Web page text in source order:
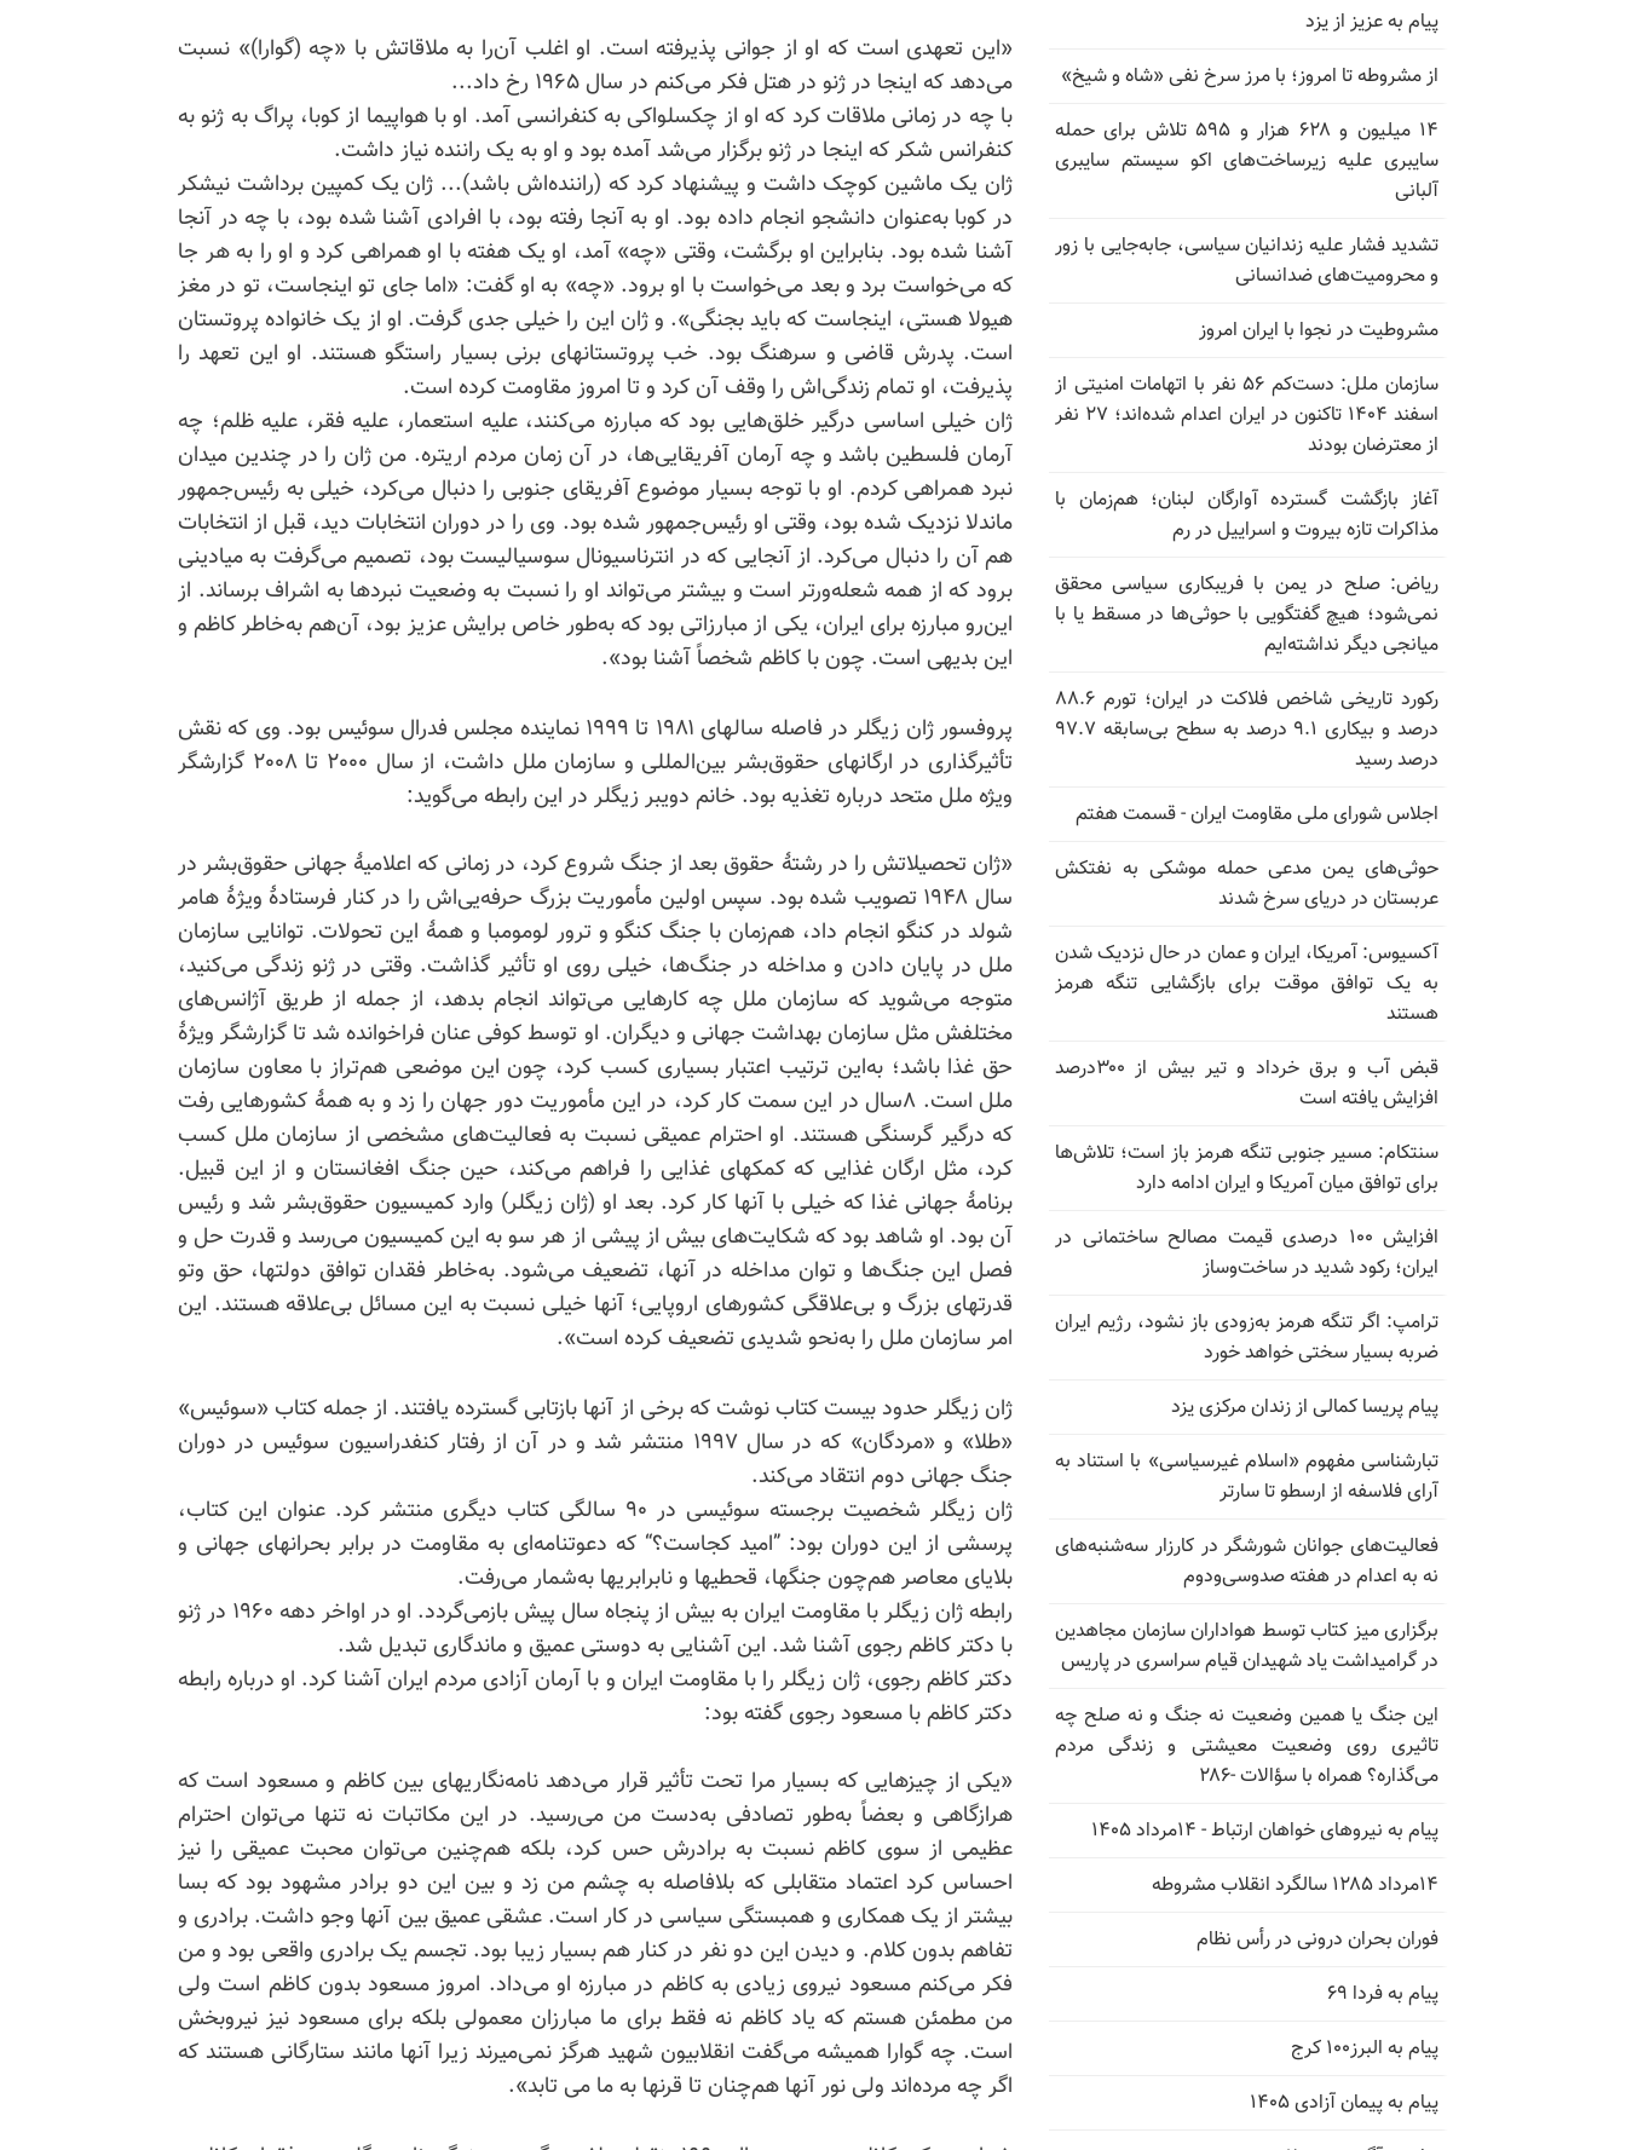
«این تعهدی است که او از جوانی پذیرفته است. او اغلب آن‌را به ملاقاتش با «چه (گوارا)» نسبت
می‌دهد که اینجا در ژنو در هتل فکر می‌کنم در سال ۱۹۶۵ رخ داد...
با چه در زمانی ملاقات کرد که او از چکسلواکی به کنفرانسی آمد. او با هواپیما از کوبا، پراگ به ژنو به
کنفرانس شکر که اینجا در ژنو برگزار می‌شد آمده بود و او به یک راننده نیاز داشت.
ژان یک ماشین کوچک داشت و پیشنهاد کرد که (راننده‌اش باشد)... ژان یک کمپین برداشت نیشکر
در کوبا به‌عنوان دانشجو انجام داده بود. او به آنجا رفته بود، با افرادی آشنا شده بود، با چه در آنجا
آشنا شده بود. بنابراین او برگشت، وقتی «چه» آمد، او یک هفته با او همراهی کرد و او را به هر جا
که می‌خواست برد و بعد می‌خواست با او برود. «چه» به او گفت: «اما جای تو اینجاست، تو در مغز
هیولا هستی، اینجاست که باید بجنگی». و ژان این‌ را خیلی جدی گرفت. او از یک خانواده پروتستان
است. پدرش قاضی و سرهنگ بود. خب پروتستانهای برنی بسیار راستگو هستند. او این تعهد را
پذیرفت، او تمام زندگی‌اش را وقف آن کرد و تا امروز مقاومت کرده است.
ژان خیلی اساسی درگیر خلق‌هایی بود که مبارزه می‌کنند، علیه استعمار، علیه فقر، علیه ظلم؛ چه
آرمان فلسطین باشد و چه آرمان آفریقایی‌ها، در آن زمان مردم اریتره. من ژان را در چندین میدان
نبرد همراهی کردم. او با توجه بسیار موضوع آفریقای جنوبی را دنبال می‌کرد، خیلی به رئیس‌جمهور
ماندلا نزدیک شده بود، وقتی او رئیس‌جمهور شده بود. وی را در دوران انتخابات دید، قبل از انتخابات
هم آن‌ را دنبال می‌کرد. از آنجایی که در انترناسیونال سوسیالیست بود، تصمیم می‌گرفت به میادینی
برود که از همه شعله‌ورتر است و بیشتر می‌تواند او را نسبت به وضعیت نبردها به اشراف برساند. از
این‌رو مبارزه برای ایران، یکی از مبارزاتی بود که به‌طور خاص برایش عزیز بود، آن‌هم به‌خاطر کاظم و
این بدیهی است. چون با کاظم شخصاً آشنا بود».
پروفسور ژان زیگلر در فاصله سالهای ۱۹۸۱ تا ۱۹۹۹ نماینده مجلس فدرال سوئیس بود. وی که نقش
تأثیرگذاری در ارگانهای حقوق‌بشر بین‌المللی و سازمان ملل داشت، از سال ۲۰۰۰ تا ۲۰۰۸ گزارشگر
ویژه ملل متحد درباره تغذیه بود. خانم دویبر زیگلر در این رابطه می‌گوید:
«ژان تحصیلاتش را در رشتهٔ حقوق بعد از جنگ شروع کرد، در زمانی که اعلامیهٔ جهانی حقوق‌بشر در
سال ۱۹۴۸ تصویب شده بود. سپس اولین مأموریت بزرگ حرفه‌یی‌اش را در کنار فرستادهٔ ویژهٔ هامر
شولد در کنگو انجام داد، هم‌زمان با جنگ کنگو و ترور لومومبا و همهٔ این تحولات. توانایی سازمان
ملل در پایان دادن و مداخله در جنگ‌ها، خیلی روی او تأثیر گذاشت. وقتی در ژنو زندگی می‌کنید،
متوجه می‌شوید که سازمان ملل چه کارهایی می‌تواند انجام بدهد، از جمله از طریق آژانس‌های
مختلفش مثل سازمان بهداشت جهانی و دیگران. او توسط کوفی عنان فراخوانده شد تا گزارشگر ویژهٔ
حق غذا باشد؛ به‌این ترتیب اعتبار بسیاری کسب کرد، چون این موضعی هم‌تراز با معاون سازمان
ملل است. ۸سال در این سمت کار کرد، در این مأموریت دور جهان را زد و به همهٔ کشورهایی رفت
که درگیر گرسنگی هستند. او احترام عمیقی نسبت به فعالیت‌های مشخصی از سازمان ملل کسب
کرد، مثل ارگان غذایی که کمکهای غذایی را فراهم می‌کند، حین جنگ افغانستان و از این قبیل.
برنامهٔ جهانی غذا که خیلی با آنها کار کرد. بعد او (ژان زیگلر) وارد کمیسیون حقوق‌بشر شد و رئیس
آن بود. او شاهد بود که شکایت‌های بیش از پیشی از هر سو به این کمیسیون می‌رسد و قدرت حل و
فصل این جنگ‌ها و توان مداخله در آنها، تضعیف می‌شود. به‌خاطر فقدان توافق دولتها، حق وتو
قدرتهای بزرگ و بی‌علاقگی کشورهای اروپایی؛ آنها خیلی نسبت به این مسائل بی‌علاقه هستند. این
امر سازمان ملل را به‌نحو شدیدی تضعیف کرده است».
ژان زیگلر حدود بیست کتاب نوشت که برخی از آنها بازتابی گسترده یافتند. از جمله کتاب «سوئیس»
«طلا» و «مردگان» که در سال ۱۹۹۷ منتشر شد و در آن از رفتار کنفدراسیون سوئیس در دوران
جنگ جهانی دوم انتقاد می‌کند.
ژان زیگلر شخصیت برجسته سوئیسی در ۹۰ سالگی کتاب دیگری منتشر کرد. عنوان این کتاب،
پرسشی از این دوران بود: ”امید کجاست؟“ که دعوتنامه‌ای به مقاومت در برابر بحرانهای جهانی و
بلایای معاصر هم‌چون جنگها، قحطیها و نابرابریها به‌شمار می‌رفت.
رابطه ژان زیگلر با مقاومت ایران به بیش از پنجاه سال پیش بازمی‌گردد. او در اواخر دهه ۱۹۶۰ در ژنو
با دکتر کاظم رجوی آشنا شد. این آشنایی به دوستی عمیق و ماندگاری تبدیل شد.
دکتر کاظم رجوی، ژان زیگلر را با مقاومت ایران و با آرمان آزادی مردم ایران آشنا کرد. او درباره رابطه
دکتر کاظم با مسعود رجوی گفته بود:
«یکی از چیزهایی که بسیار مرا تحت تأثیر قرار می‌دهد نامه‌نگاریهای بین کاظم و مسعود است که
هرازگاهی و بعضاً به‌طور تصادفی به‌دست من می‌رسید. در این مکاتبات نه تنها می‌توان احترام
عظیمی از سوی کاظم نسبت به برادرش حس کرد، بلکه هم‌چنین می‌توان محبت عمیقی را نیز
احساس کرد اعتماد متقابلی که بلافاصله به چشم من زد و بین این دو برادر مشهود بود که بسا
بیشتر از یک همکاری و همبستگی سیاسی در کار است. عشقی عمیق بین آنها وجو داشت. برادری و
تفاهم بدون کلام. و دیدن این دو نفر در کنار هم بسیار زیبا بود. تجسم یک برادری واقعی بود و من
فکر می‌کنم مسعود نیروی زیادی به کاظم در مبارزه او می‌داد. امروز مسعود بدون کاظم است ولی
من مطمئن هستم که یاد کاظم نه فقط برای ما مبارزان معمولی بلکه برای مسعود نیز نیروبخش
است. چه گوارا همیشه می‌گفت انقلابیون شهید هرگز نمی‌میرند زیرا آنها مانند ستارگانی هستند که
اگر چه مرده‌اند ولی نور آنها هم‌چنان تا قرنها به ما می تابد».
پیام به عزیز از یزد
از مشروطه تا امروز؛ با مرز سرخ نفی «شاه و شیخ»
۱۴ میلیون و ۶۲۸ هزار و ۵۹۵ تلاش برای حمله
سایبری علیه زیرساخت‌های اکو سیستم سایبری
آلبانی
تشدید فشار علیه زندانیان سیاسی، جابه‌جایی با زور
و محرومیت‌های ضدانسانی
مشروطیت در نجوا با ایران امروز
سازمان ملل: دست‌کم ۵۶ نفر با اتهامات امنیتی از
اسفند ۱۴۰۴ تاکنون در ایران اعدام شده‌اند؛ ۲۷ نفر
از معترضان بودند
آغاز بازگشت گسترده آوارگان لبنان؛ هم‌زمان با
مذاکرات تازه بیروت و اسراییل در رم
ریاض: صلح در یمن با فریبکاری سیاسی محقق
نمی‌شود؛ هیچ گفتگویی با حوثی‌ها در مسقط یا با
میانجی دیگر نداشته‌ایم
رکورد تاریخی شاخص فلاکت در ایران؛ تورم ۸۸.۶
درصد و بیکاری ۹.۱ درصد به سطح بی‌سابقه ۹۷.۷
درصد رسید
اجلاس شورای ملی مقاومت ایران - قسمت هفتم
حوثی‌های یمن مدعی حمله موشکی به نفتکش
عربستان در دریای سرخ شدند
آکسیوس: آمریکا، ایران و عمان در حال نزدیک شدن
به یک توافق موقت برای بازگشایی تنگه هرمز
هستند
قبض آب و برق خرداد و تیر بیش از ۳۰۰درصد
افزایش یافته است
سنتکام: مسیر جنوبی تنگه هرمز باز است؛ تلاش‌ها
برای توافق میان آمریکا و ایران ادامه دارد
افزایش ۱۰۰ درصدی قیمت مصالح ساختمانی در
ایران؛ رکود شدید در ساخت‌وساز
ترامپ: اگر تنگه هرمز به‌زودی باز نشود، رژیم ایران
ضربه بسیار سختی خواهد خورد
پیام پریسا کمالی از زندان مرکزی یزد
تبارشناسی مفهوم «اسلام غیرسیاسی» با استناد به
آرای فلاسفه از ارسطو تا سارتر
فعالیت‌های جوانان شورشگر در کارزار سه‌شنبه‌های
نه به اعدام در هفته صدوسی‌و‌دوم
برگزاری میز کتاب توسط هواداران سازمان مجاهدین
در گرامیداشت یاد شهیدان قیام سراسری در پاریس
این جنگ یا همین وضعیت نه جنگ و نه صلح چه
تاثیری روی وضعیت معیشتی و زندگی مردم
می‌گذاره؟ همراه با سؤالات -۲۸۶
پیام به نیروهای خواهان ارتباط - ۱۴مرداد ۱۴۰۵
۱۴مرداد ۱۲۸۵ سالگرد انقلاب مشروطه
فوران بحران درونی در رأس نظام
پیام به فردا ۶۹
پیام به البرز۱۰۰ کرج
پیام به پیمان آزادی ۱۴۰۵